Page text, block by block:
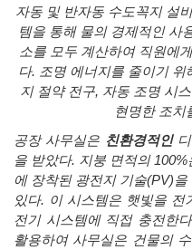
자동 및 반자동 수도꼭지 설비
템을 통해 물의 경제적인 사
소를 모두 계산하여 직원에게
다. 조명 에너지를 줄이기 위
지 절약 전구, 자동 조명 시
현명한 조치
공장 사무실은 친환경적인
을 받았다. 지붕 면적의100%
에 장착된 광전지 기술(PV)을
있다. 이 시스템은 햇빛을 전
전기 시스템에 직접 충전한다
활용하여 사무실은 건물의